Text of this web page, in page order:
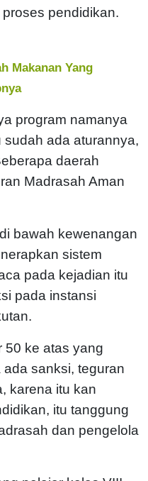
pendidikan.
Makanan Yang
program namanya
sudah ada aturannya,
daerah
Madrasah Aman
bawah kewenangan
sistem
pada kejadian itu
pada instansi
50 ke atas yang
sanksi, teguran
karena itu kan
itu tanggung
dan pengelola